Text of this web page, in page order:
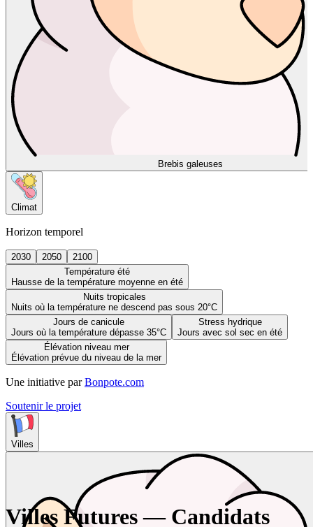
Brebis galeuses
Climat
Horizon temporel
2030 2050
2100
Température été
Hausse de la température moyenne en été
Nuits tropicales
Nuits où la température ne descend pas sous 20°C
Jours de canicule
Jours où la température dépasse 35°C
Stress hydrique
Jours avec sol sec en été
Élévation niveau mer
Élévation prévue du niveau de la mer
Une initiative par Bonpote.com
Soutenir le projet
Villes
Villes Futures — Candidats